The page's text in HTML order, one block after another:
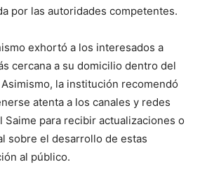
por las autoridades competentes.
exhortó a los interesados a
cercana a su domicilio dentro del
la institución recomendó
atenta a los canales y redes
Saime para recibir actualizaciones o
sobre el desarrollo de estas
al público.